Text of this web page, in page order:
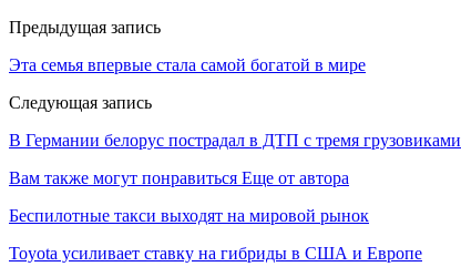
Предыдущая запись
Эта семья впервые стала самой богатой в мире
Следующая запись
В Германии белорус пострадал в ДТП с тремя грузовиками
Вам также могут понравиться Еще от автора
Беспилотные такси выходят на мировой рынок
Toyota усиливает ставку на гибриды в США и Европе